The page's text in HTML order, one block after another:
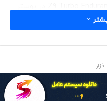
پنل پشتی گوشی جدید آیکو همچون Z9 Turbo معمولی از دوربین